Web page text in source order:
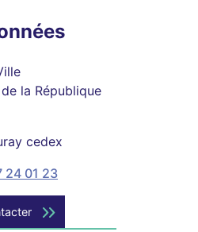
la République
cedex
24 01 23